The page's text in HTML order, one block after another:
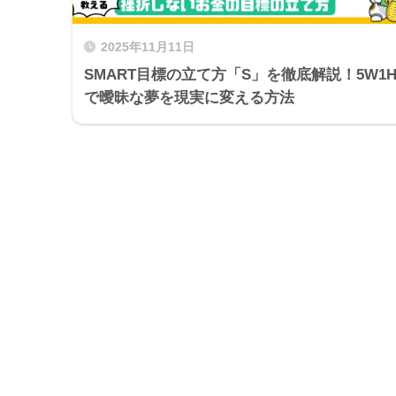
2025年11月11日
SMART目標の立て方「S」を徹底解説！5W1H
で曖昧な夢を現実に変える方法